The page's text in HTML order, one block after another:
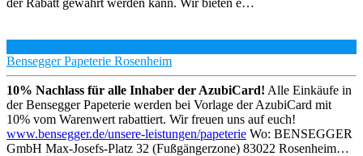
der Rabatt gewährt werden kann. Wir bieten e…
Bensegger Papeterie Rosenheim
10% Nachlass für alle Inhaber der AzubiCard! Alle Einkäufe in
der Bensegger Papeterie werden bei Vorlage der AzubiCard mit
10% vom Warenwert rabattiert. Wir freuen uns auf euch!
www.bensegger.de/unsere-leistungen/papeterie Wo: BENSEGGER
GmbH Max-Josefs-Platz 32 (Fußgängerzone) 83022 Rosenheim…